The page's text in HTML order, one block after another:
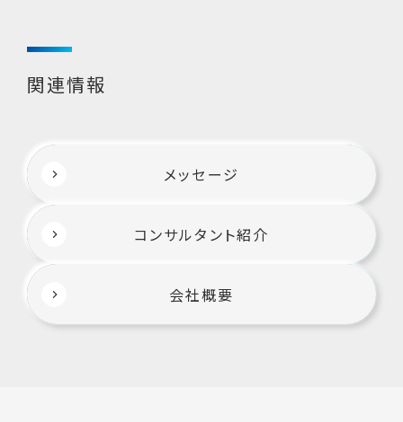
関連情報
メッセージ
コンサルタント紹介
会社概要